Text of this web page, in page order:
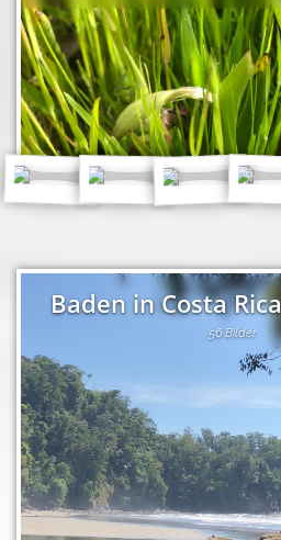
Baden in Costa Rica
56 Bilder